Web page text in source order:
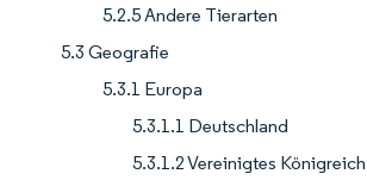
5.2.5 Andere Tierarten
5.3 Geografie
5.3.1 Europa
5.3.1.1 Deutschland
5.3.1.2 Vereinigtes Königreich